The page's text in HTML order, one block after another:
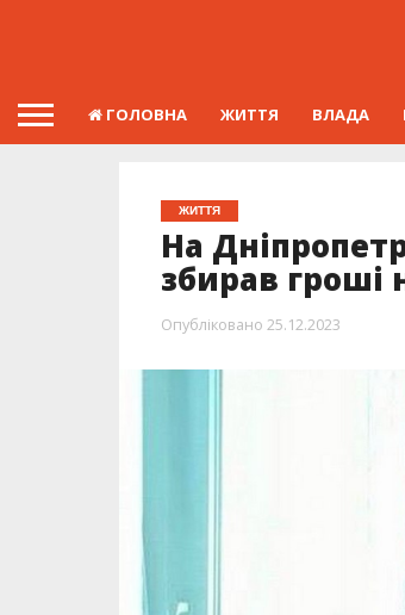
ГОЛОВНА ЖИТТЯ ВЛАДА
ЖИТТЯ
На
збирав гроші
Опубліковано 25.12.2023